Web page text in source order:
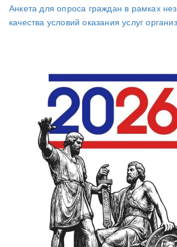
Анкета для опроса граждан в рамках
качества условий оказания услуг